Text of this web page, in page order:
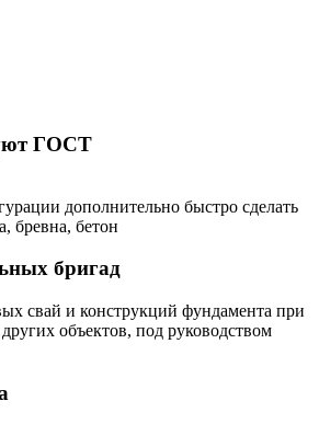
ГОСТ
дополнительно быстро сделать
бревна, бетон
бригад
свай и конструкций фундамента при
объектов, под руководством